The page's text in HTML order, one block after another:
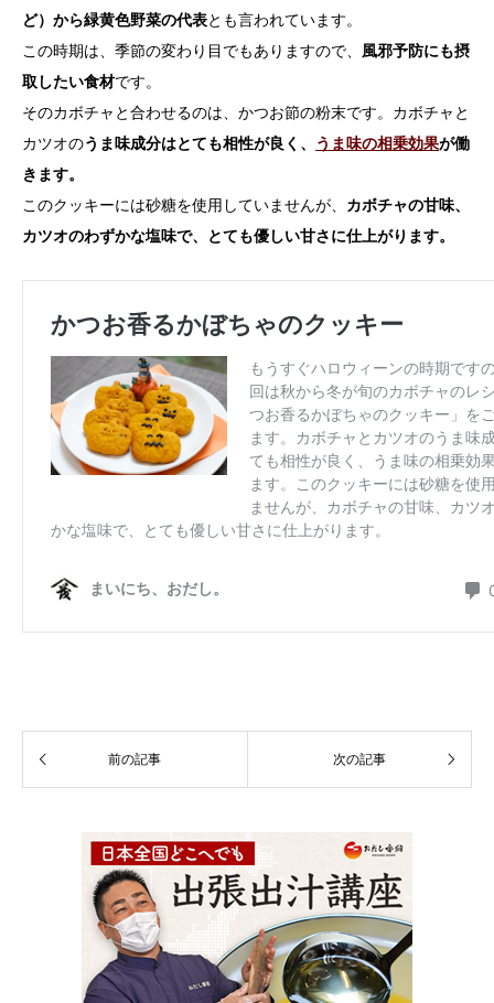
ど）から緑黄色野菜の代表とも言われています。
この時期は、季節の変わり目でもありますので、 風邪予防にも摂
取したい食材です。
そのカボチャと合わせるのは、かつお節の粉末です。カボチャと
カツオのうま味成分はとても相性が良く、 うま味の相乗効果が働
きます。
このクッキーには砂糖を使用していませんが、 カボチャの甘味、
カツオのわずかな塩味で、とても優しい甘さに仕上がります。